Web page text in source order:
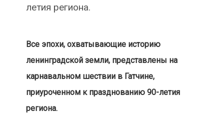
летия региона.
Все эпохи, охватывающие историю
ленинградской земли, представлены на
карнавальном шествии в Гатчине,
приуроченном к празднованию 90-летия
региона.